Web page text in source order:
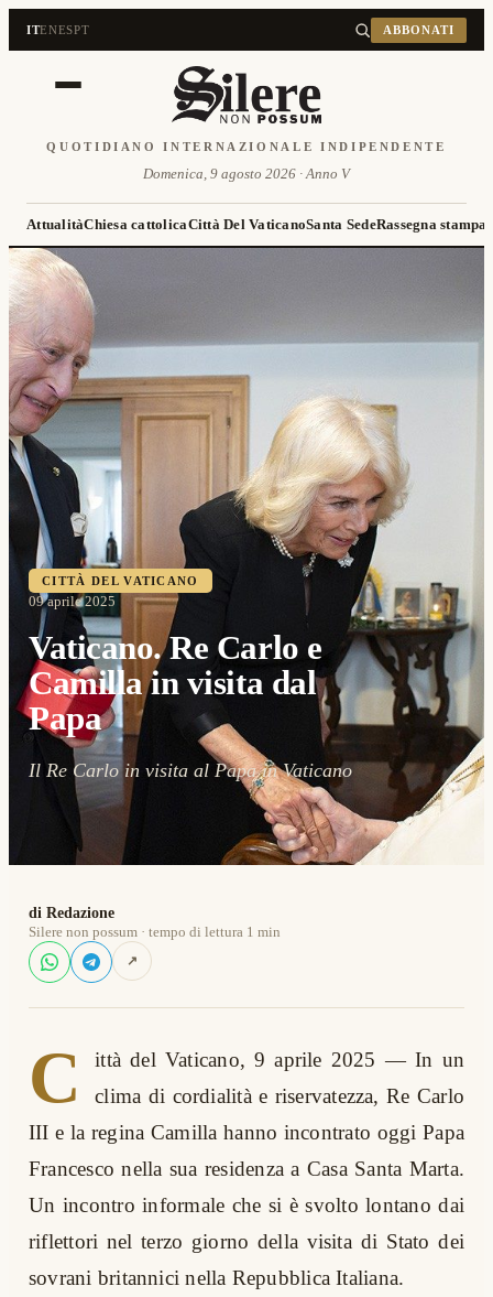
ITENESPT ABBONATI
QUOTIDIANO INTERNAZIONALE INDIPENDENTE
Domenica, 9 agosto 2026 · Anno V
AttualitàChiesa cattolicaCittà Del VaticanoSanta SedeRassegna stampa
CITTÀ DEL VATICANO
09 aprile 2025
Vaticano. Re Carlo e
Camilla in visita dal
Papa
Il Re Carlo in visita al Papa in Vaticano
di Redazione
Silere non possum · tempo di lettura 1 min
↗
C
ittà del Vaticano, 9 aprile 2025 — In un
clima di cordialità e riservatezza, Re Carlo
III e la regina Camilla hanno incontrato oggi Papa
Francesco nella sua residenza a Casa Santa Marta.
Un incontro informale che si è svolto lontano dai
riflettori nel terzo giorno della visita di Stato dei
sovrani britannici nella Repubblica Italiana.